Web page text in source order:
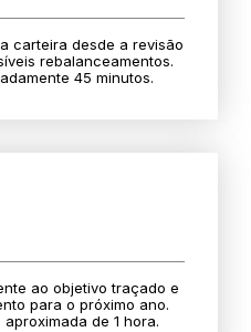
carteira desde a revisão
rebalanceamentos.
45 minutos.
ao objetivo traçado e
para o próximo ano.
de 1 hora.